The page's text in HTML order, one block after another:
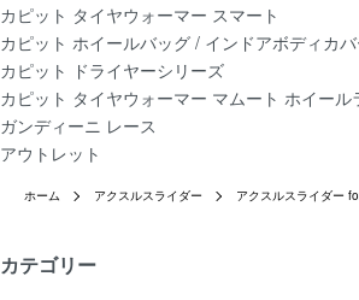
カピット タイヤウォーマー スマート
カピット ホイールバッグ / インドアボディカ
カピット ドライヤーシリーズ
カピット タイヤウォーマー マムート ホイール
ガンディーニ レース
アウトレット
ホーム アクスルスライダー アクスルスライダー
カテゴリー